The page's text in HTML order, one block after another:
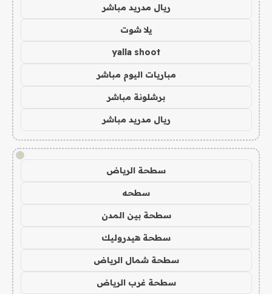
ريال مدريد مباشر
يلا شوت
yalla shoot
مباريات اليوم مباشر
برشلونة مباشر
ريال مدريد مباشر
!
سطحة الرياض
سطحه
سطحة بين المدن
سطحة هيدروليك
سطحة شمال الرياض
سطحة غرب الرياض